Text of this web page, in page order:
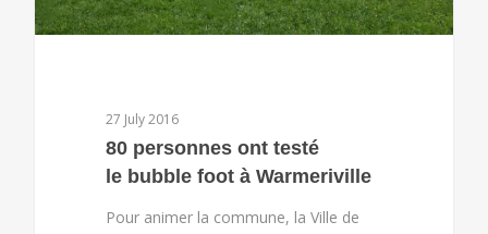
27 July 2016
80 personnes ont testé
le bubble foot à Warmeriville
Pour animer la commune, la Ville de